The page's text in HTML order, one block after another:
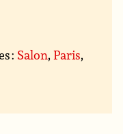
: Salon,Paris,